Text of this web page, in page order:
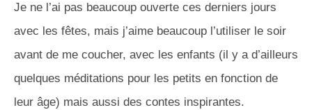
Je ne l’ai pas beaucoup ouverte ces derniers jours
avec les fêtes, mais j’aime beaucoup l’utiliser le soir
avant de me coucher, avec les enfants (il y a d’ailleurs
quelques méditations pour les petits en fonction de
leur âge) mais aussi des contes inspirantes.